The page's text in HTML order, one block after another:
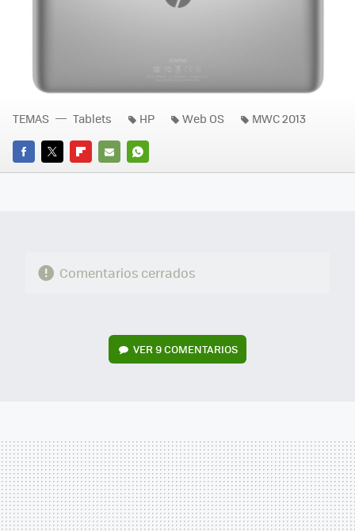
FACEBOOK
TWITTERFLIPBOARD
E-
WHATSAPP
TEMAS Tablets HP Web OS MWC 2013
Comentarios cerrados
VER9 COMENTARIOS